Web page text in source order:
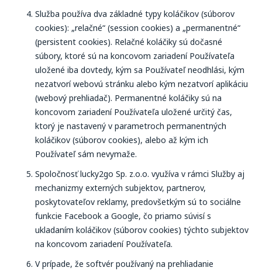
Služba používa dva základné typy koláčikov (súborov
cookies): „relačné“ (session cookies) a „permanentné“
(persistent cookies). Relačné koláčiky sú dočasné
súbory, ktoré sú na koncovom zariadení Používateľa
uložené iba dovtedy, kým sa Používateľ neodhlási, kým
nezatvorí webovú stránku alebo kým nezatvorí aplikáciu
(webový prehliadač). Permanentné koláčiky sú na
koncovom zariadení Používateľa uložené určitý čas,
ktorý je nastavený v parametroch permanentných
koláčikov (súborov cookies), alebo až kým ich
Používateľ sám nevymaže.
Spoločnosť lucky2go Sp. z.o.o. využíva v rámci Služby aj
mechanizmy externých subjektov, partnerov,
poskytovateľov reklamy, predovšetkým sú to sociálne
funkcie Facebook a Google, čo priamo súvisí s
ukladaním koláčikov (súborov cookies) týchto subjektov
na koncovom zariadení Používateľa.
V prípade, že softvér používaný na prehliadanie